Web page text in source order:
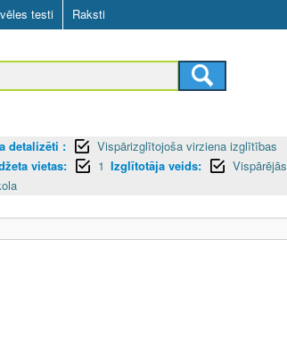
testi Raksti
detalizēti :
Vispārizglītojoša virziena izglītības
vietas: 1 Izglītotāja veids:
Vispārējās